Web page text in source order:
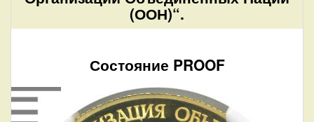
(ООН)“.
Состояние PROOF